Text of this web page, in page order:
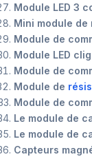
Module LED 3
Mini module de
Module de
Module LED
Module de
Module de
Module de
Le module de
Le module de
Capteurs